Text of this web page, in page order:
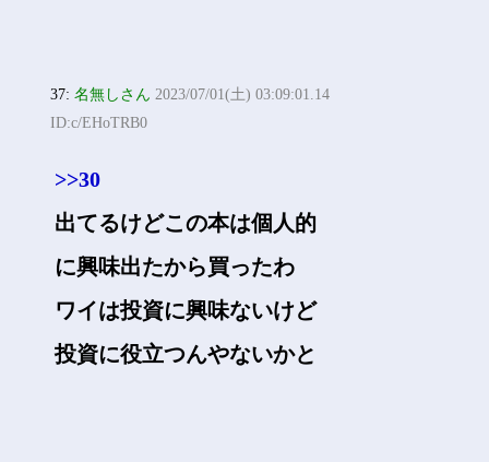
37:名無しさん 2023/07/01(土) 03:09:01.14
ID:c/EHoTRB0
>>30
出てるけどこの本は個人的
に興味出たから買ったわ
ワイは投資に興味ないけど
投資に役立つんやないかと